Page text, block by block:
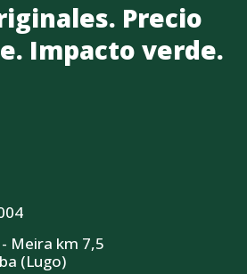
Precio
Impacto verde.
Meira km 7,5
(Lugo)